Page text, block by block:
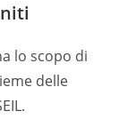
lo scopo di
delle